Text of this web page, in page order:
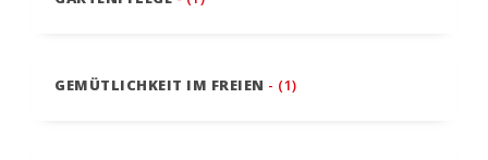
GEMÜTLICHKEIT IM FREIEN - (1)